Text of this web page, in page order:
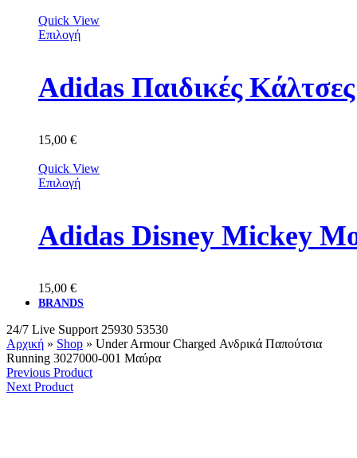
Quick View
Επιλογή
Adidas Παιδικές
15,00 €
Quick View
Επιλογή
Adidas Disney Mickey
15,00 €
BRANDS
24/7 Live Support 25930 53530
Αρχική » Shop » Under Armour Charged Ανδρικά Παπούτσια
Running 3027000-001 Μαύρα
Previous Product
Next Product